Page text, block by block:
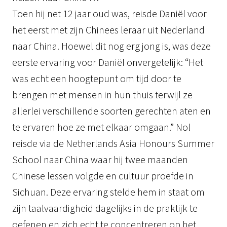
Toen hij net 12 jaar oud was, reisde Daniël voor
het eerst met zijn Chinees leraar uit Nederland
naar China. Hoewel dit nog erg jong is, was deze
eerste ervaring voor Daniël onvergetelijk: “Het
was echt een hoogtepunt om tijd door te
brengen met mensen in hun thuis terwijl ze
allerlei verschillende soorten gerechten aten en
te ervaren hoe ze met elkaar omgaan.” Nol
reisde via de Netherlands Asia Honours Summer
School naar China waar hij twee maanden
Chinese lessen volgde en cultuur proefde in
Sichuan. Deze ervaring stelde hem in staat om
zijn taalvaardigheid dagelijks in de praktijk te